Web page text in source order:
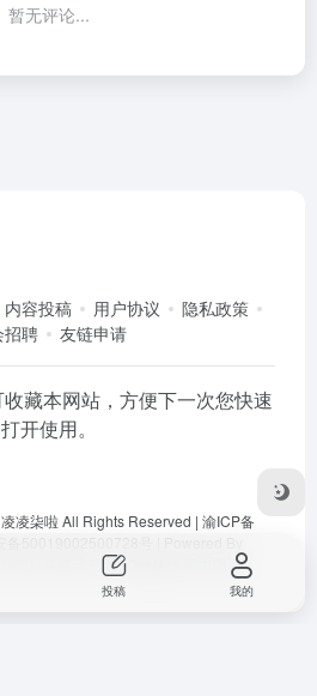
暂无评论...
内容投稿 用户协议
隐私政策
招聘
友链申请
藏本网站，方便下一次您快速
打开使用。
凌凌柒啦 All Rights Reserved | 渝ICP备
运行在 由OneNav 强力驱动
投稿 我的